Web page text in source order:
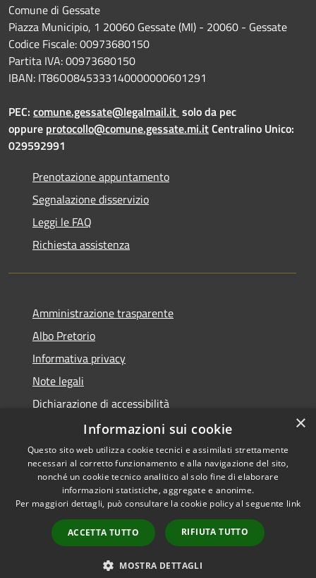
Comune di Gessate
Piazza Municipio, 1 20060 Gessate (MI) - 20060 - Gessate
Codice Fiscale: 00973680150
Partita IVA: 00973680150
IBAN: IT86O0845333140000000601291
PEC: comune.gessate@legalmail.it solo da pec
oppure protocollo@comune.gessate.mi.itCentralino Unico:
029592991
Prenotazione appuntamento
Segnalazione disservizio
Leggi le FAQ
Richiesta assistenza
Amministrazione trasparente
Albo Pretorio
Informativa privacy
Note legali
Dichiarazione di accessibilità
Dichiarazione di accessibilità dal 2025
RSS
Accessibilità
Copyright © 2026 • Comune di
Gessate • Powered by
Municipium•
Accesso
redazione
×
Informazioni sui cookie
Questo sito web utilizza cookie tecnici e assimilati strettamente
necessari al corretto funzionamento e alla navigazione del sito,
nonché un cookie tecnico analitico al solo fine di elaborare
informazioni statistiche, aggregate e anonime.
Per maggiori dettagli, può consultare la cookie policy al seguente link
ACCETTA TUTTO RIFIUTA TUTTO
MOSTRA DETTAGLI